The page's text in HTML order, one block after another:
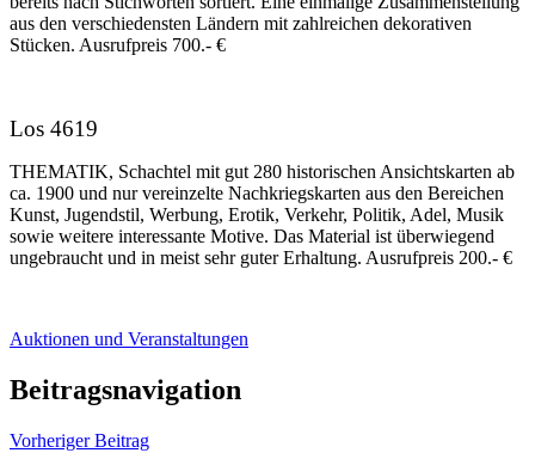
aus den verschiedensten Ländern mit zahlreichen dekorativen
Stücken. Ausrufpreis 700.- €
Los 4619
THEMATIK, Schachtel mit gut 280 historischen Ansichtskarten ab
ca. 1900 und nur vereinzelte Nachkriegskarten aus den Bereichen
Kunst, Jugendstil, Werbung, Erotik, Verkehr, Politik, Adel, Musik
sowie weitere interessante Motive. Das Material ist überwiegend
ungebraucht und in meist sehr guter Erhaltung. Ausrufpreis 200.- €
Auktionen und Veranstaltungen
Beitragsnavigation
Vorheriger Beitrag